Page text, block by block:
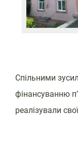
Спільними
фінансуванню
реалізували